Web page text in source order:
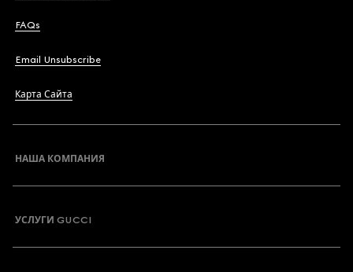
FAQs
Email Unsubscribe
Карта Сайта
НАША КОМПАНИЯ
УСЛУГИ GUCCI